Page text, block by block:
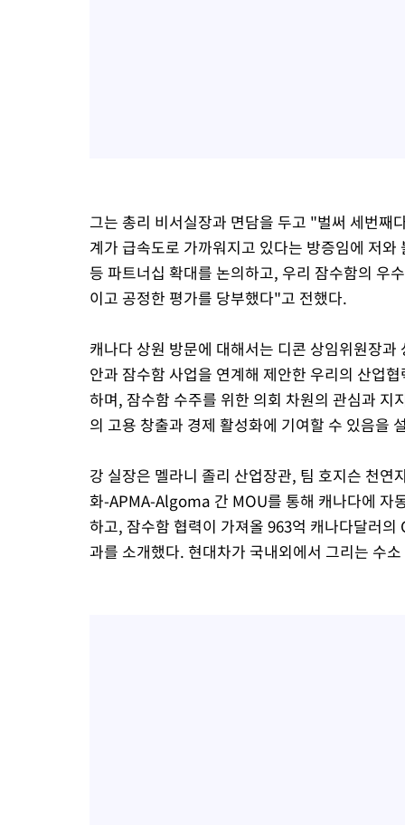
그는 총리 비서실장과 면담을 두고 "벌써 세번째
계가 급속도로 가까워지고 있다는 방증임에 저
등 파트너십 확대를 논의하고, 우리 잠수함의 우
이고 공정한 평가를 당부했다"고 전했다.
캐나다 상원 방문에 대해서는 디콘 상임위원장
안과 잠수함 사업을 연계해 제안한 우리의 산업
하며, 잠수함 수주를 위한 의회 차원의 관심과
의 고용 창출과 경제 활성화에 기여할 수 있음을
강 실장은 멜라니 졸리 산업장관, 팀 호지슨 천
화-APMA-Algoma 간 MOU를 통해 캐나다에 자
하고, 잠수함 협력이 가져올 963억 캐나다달러
과를 소개했다. 현대차가 국내외에서 그리는 수